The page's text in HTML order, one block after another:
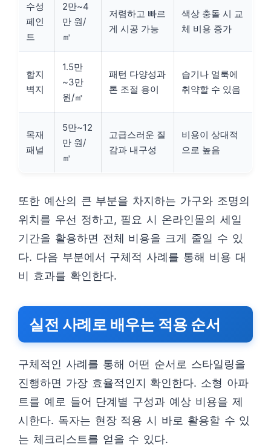
수성
페인
트
2만~4
만 원/
㎡
저렴하고 빠르
게 시공 가능
색상 충돌 시 교
체 비용 증가
합지
벽지
1.5만
~3만
원/㎡
패턴 다양성과
톤 조절 용이
습기나 얼룩에
취약할 수 있음
목재
패널
5만~12
만 원/
㎡
고급스러운 질
감과 내구성
비용이 상대적
으로 높음
또한 예산의 큰 부분을 차지하는 가구와 조명의
위치를 우선 정하고, 필요 시 온라인몰의 세일
기간을 활용하면 전체 비용을 크게 줄일 수 있
다. 다음 부분에서 구체적 사례를 통해 비용 대
비 효과를 확인한다.
실전 사례로 배우는 적용 순서
구체적인 사례를 통해 어떤 순서로 스타일링을
진행하면 가장 효율적인지 확인한다. 소형 아파
트를 예로 들어 단계별 구성과 예상 비용을 제
시한다. 독자는 현장 적용 시 바로 활용할 수 있
는 체크리스트를 얻을 수 있다.